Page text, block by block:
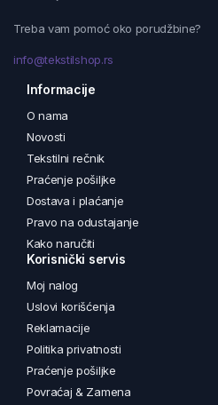
Treba vam pomoć oko porudžbine?
info@tekstilshop.rs
Informacije
O nama
Novosti
Tekstilni rečnik
Praćenje pošiljke
Dostava i plaćanje
Pravo na odustajanje
Kako naručiti
Korisnički servis
Moj nalog
Uslovi korišćenja
Reklamacije
Politika privatnosti
Praćenje pošiljke
Povraćaj & Zamena